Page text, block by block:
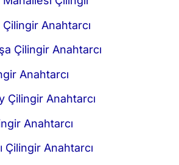
Anahtarcı
Çilingir Anahtarcı
Anahtarcı
Çilingir Anahtarcı
Anahtarcı
Çilingir Anahtarcı